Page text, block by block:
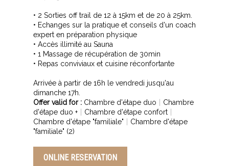
• 2 Sorties off trail de 12 à 15km et de 20 à 25km.
• Echanges sur la pratique et conseils d'un coach
expert en préparation physique
• Accès illimité au Sauna
• 1 Massage de récupération de 30min
• Repas conviviaux et cuisine réconfortante
Arrivée à partir de 16h le vendredi jusqu'au
Offer valid for : Chambre d'étape duo
Chambre
d'étape duo +
Chambre d'étape confort
Chambre d'étape "familiale"
Chambre d'étape
"familiale" (2)
ONLINE RESERVATION